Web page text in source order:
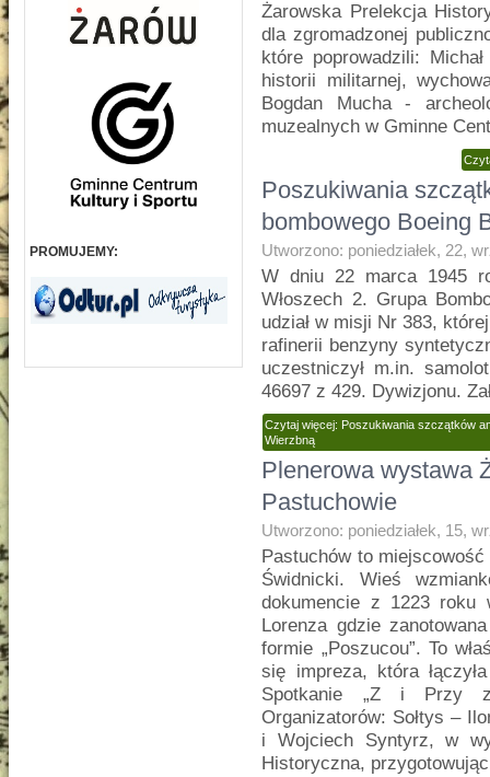
PROMUJEMY:
Żarowska Prelekcja
dla zgromadzonej
które poprowadzili:
historii militarnej,
Bogdan Mucha -
muzealnych w Gminne
Poszukiwania
bombowego Boeing
Utworzono: poniedziałek, 22,
W dniu 22 marca 1945
Włoszech 2. Grupa
udział w misji Nr 383,
rafinerii benzyny
uczestniczył m.in.
46697 z 429. Dywizjonu.
Czytaj więcej: Poszukiwania szczątków
Wierzbną
Plenerowa wystawa
Pastuchowie
Utworzono: poniedziałek, 15,
Pastuchów to
Świdnicki. Wieś
dokumencie z 1223 roku
Lorenza gdzie
formie „Poszucou”. To
się impreza, która
Spotkanie „Z i Przy
Organizatorów: Sołtys –
i Wojciech Syntyrz, w
Historyczna,